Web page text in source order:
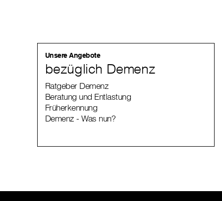
Unsere Angebote
bezüglich Demenz
Ratgeber Demenz
Beratung und Entlastung
Früherkennung
Demenz - Was nun?